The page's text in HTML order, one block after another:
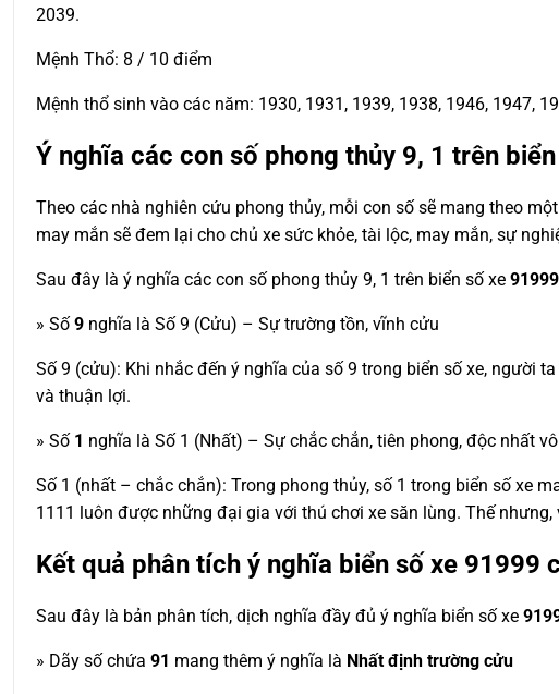
2039.
Mệnh Thổ: 8 / 10 điểm
Mệnh thổ sinh vào các năm: 1930, 1931, 1939, 1938, 1946, 1947,
Ý nghĩa các con số phong thủy 9, 1 trên
Theo các nhà nghiên cứu phong thủy, mỗi con số sẽ mang theo
may mắn sẽ đem lại cho chủ xe sức khỏe, tài lộc, may mắn, sự
Sau đây là ý nghĩa các con số phong thủy 9, 1 trên biển số xe 91999
» Số 9 nghĩa là Số 9 (Cửu) – Sự trường tồn, vĩnh cửu
Số 9 (cửu): Khi nhắc đến ý nghĩa của số 9 trong biển số xe, người
và thuận lợi.
» Số 1 nghĩa là Số 1 (Nhất) – Sự chắc chắn, tiên phong, độc nhất
Số 1 (nhất – chắc chắn): Trong phong thủy, số 1 trong biển số xe
1111 luôn được những đại gia với thú chơi xe săn lùng. Thế
Kết quả phân tích ý nghĩa biển số xe 91999
Sau đây là bản phân tích, dịch nghĩa đầy đủ ý nghĩa biển số xe
» Dãy số chứa 91 mang thêm ý nghĩa là Nhất định trường cửu